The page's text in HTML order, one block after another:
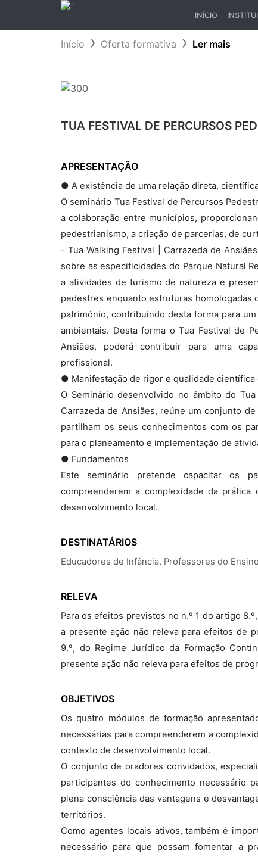
INÍCIO
Início Oferta formativa Ler mais
TUA FESTIVAL DE PERCURSOS
APRESENTAÇÃO
● A existência de uma relação direta,
O seminário Tua Festival de Percursos
a colaboração entre municípios,
pedestrianismo, a criação de parcerias, de
- Tua Walking Festival | Carrazeda de
sobre as especificidades do Parque Natural
a atividades de turismo de natureza e
pedestres enquanto estruturas
património, contribuindo desta forma para
ambientais. Desta forma o Tua Festival de
Ansiães, poderá contribuir para uma
profissional.
● Manifestação de rigor e qualidade científica
O Seminário desenvolvido no âmbito do
Carrazeda de Ansiães, reúne um conjunto
partilham os seus conhecimentos com os
para o planeamento e implementação de
● Fundamentos
Este seminário pretende capacitar os
compreenderem a complexidade da
desenvolvimento local.
DESTINATÁRIOS
Educadores de Infância, Professores do
RELEVA
Para os efeitos previstos no n.º 1 do artigo
a presente ação não releva para efeitos de
9.º, do Regime Jurídico da Formação
presente ação não releva para efeitos de
OBJETIVOS
Os quatro módulos de formação
necessárias para compreenderem a
contexto de desenvolvimento local.
O conjunto de oradores convidados,
participantes do conhecimento necessário
plena consciência das vantagens e
territórios.
Como agentes locais ativos, também é
necessário para que possam fomentar a